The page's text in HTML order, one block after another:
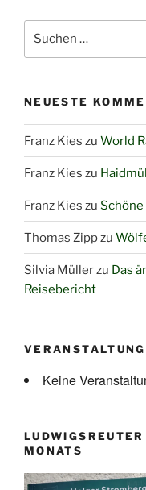
nach:
NEUESTE
Franz Kies zu World
Franz Kies zu
Franz Kies zu
Thomas Zippzu
Silvia Müllerzu Das
Reisebericht
Keine
MONATS